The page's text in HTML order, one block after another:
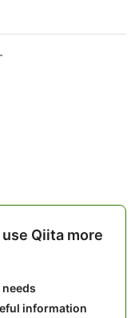
Qiita more
information